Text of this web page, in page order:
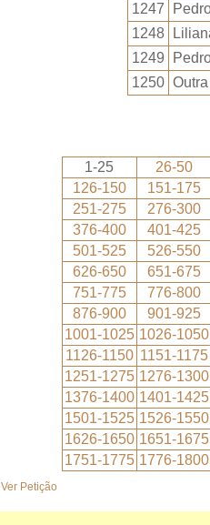
1247
1248
1249
1250
1-25
26-50
126-150
151-175
251-275
276-300
376-400
401-425
501-525
526-550
626-650
651-675
751-775
776-800
876-900
901-925
1001-1025 1026-1050
1126-1150 1151-1175
1251-1275 1276-1300
1376-1400 1401-1425
1501-1525 1526-1550
1626-1650 1651-1675
1751-1775 1776-1800
Ver Petição